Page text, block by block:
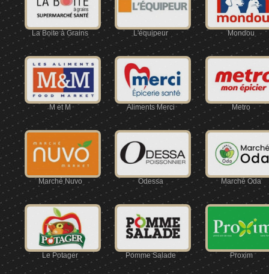
La Boite à Grains L'équipeur Mondou
M et M Aliments Merci Metro
Marché Nuvo Odessa Marché Oda
Le Potager Pomme Salade Proxim